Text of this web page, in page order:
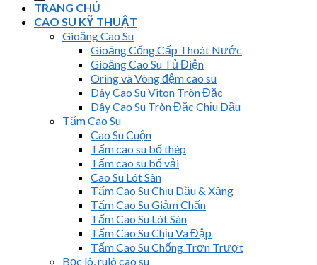
TRANG CHỦ
CAO SU KỸ THUẬT
Gioăng Cao Su
Gioăng Cống Cấp Thoát Nước
Gioăng Cao Su Tủ Điện
Oring và Vòng đệm cao su
Dây Cao Su Viton Tròn Đặc
Dây Cao Su Tròn Đặc Chịu Dầu
Tấm Cao Su
Cao Su Cuộn
Tấm cao su bố thép
Tấm cao su bố vải
Cao Su Lót Sàn
Tấm Cao Su Chịu Dầu & Xăng
Tấm Cao Su Giảm Chấn
Tấm Cao Su Lót Sàn
Tấm Cao Su Chịu Va Đập
Tấm Cao Su Chống Trơn Trượt
Bọc lô, rulô cao su